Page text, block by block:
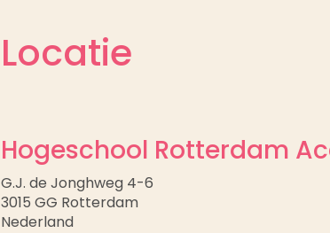
Locatie
Hogeschool Rotterdam
G.J. de Jonghweg 4-6
3015 GG Rotterdam
Nederland